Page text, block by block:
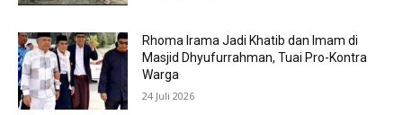
Rhoma Irama Jadi Khatib dan Imam di
Masjid Dhyufurrahman, Tuai Pro-Kontra
Warga
24 Juli 2026